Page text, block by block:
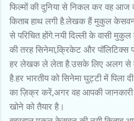
फिल्मों की दुनिया से निकल कर वह आज
किताब हाथ लगी है.लेखक हैं मुकुल
से परिचित होंगे.नयी दिल्ली के वासी
की तरह सिनेमा,क्रिकेट और
हर लेखक ले लेता है.उसके लिए अलग से
है.हर भारतीय को सिनेमा घुट्टी में पिला
का ज़िक्र करें,अगर वह आपकी
खोने को तैयार है।